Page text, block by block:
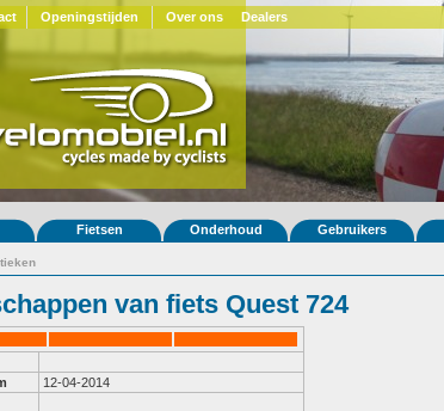
Openingstijden Over ons Dealers
Fietsen Onderhoud Gebruikers
van fiets Quest 724
12-04-2014